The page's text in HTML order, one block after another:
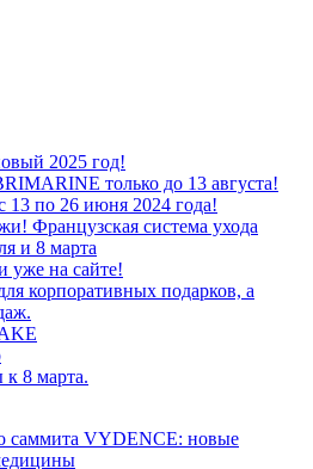
2025 год!
только до 13 августа!
13 по 26 июня 2024 года!
Французская система ухода
и 8 марта
уже на сайте!
корпоративных подарков, а
8 марта.